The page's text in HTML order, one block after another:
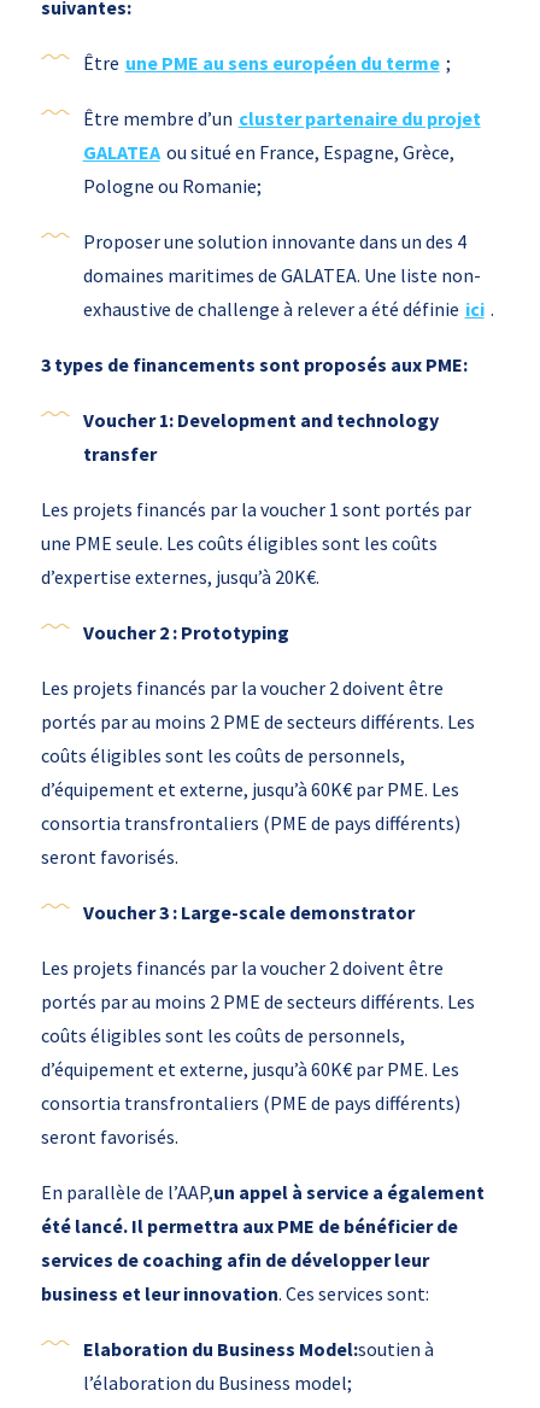
suivantes:
Être une PME au sens européen du terme ;
Être membre d’un cluster partenaire du projet
GALATEA ou situé en France, Espagne, Grèce,
Pologne ou Romanie;
Proposer une solution innovante dans un des 4
domaines maritimes de GALATEA. Une liste non-
exhaustive de challenge à relever a été définie ici .
3 types de financements sont proposés aux PME:
Voucher 1: Development and technology
transfer
Les projets financés par la voucher 1 sont portés par
une PME seule. Les coûts éligibles sont les coûts
d’expertise externes, jusqu’à 20K€.
Voucher 2 : Prototyping
Les projets financés par la voucher 2 doivent être
portés par au moins 2 PME de secteurs différents. Les
coûts éligibles sont les coûts de personnels,
d’équipement et externe, jusqu’à 60K€ par PME. Les
consortia transfrontaliers (PME de pays différents)
seront favorisés.
Voucher 3 : Large-scale demonstrator
Les projets financés par la voucher 2 doivent être
portés par au moins 2 PME de secteurs différents. Les
coûts éligibles sont les coûts de personnels,
d’équipement et externe, jusqu’à 60K€ par PME. Les
consortia transfrontaliers (PME de pays différents)
seront favorisés.
En parallèle de l’AAP,un appel à service a également
été lancé. Il permettra aux PME de bénéficier de
services de coaching afin de développer leur
business et leur innovation. Ces services sont:
Elaboration du Business Model:soutien à
l’élaboration du Business model;